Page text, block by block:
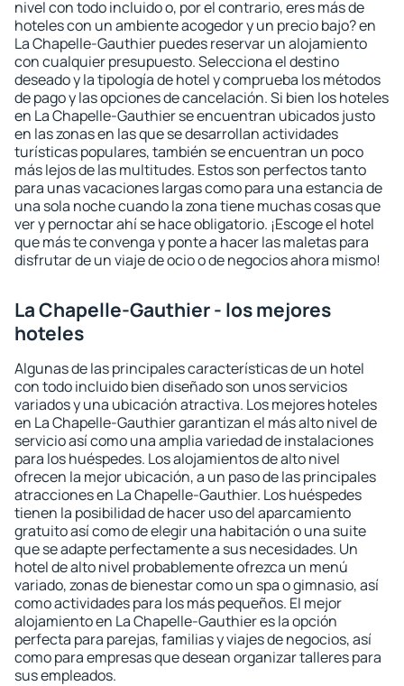
nivel con todo incluido o, por el contrario, eres más de
hoteles con un ambiente acogedor y un precio bajo? en
La Chapelle-Gauthier puedes reservar un alojamiento
con cualquier presupuesto. Selecciona el destino
deseado y la tipología de hotel y comprueba los métodos
de pago y las opciones de cancelación. Si bien los hoteles
en La Chapelle-Gauthier se encuentran ubicados justo
en las zonas en las que se desarrollan actividades
turísticas populares, también se encuentran un poco
más lejos de las multitudes. Estos son perfectos tanto
para unas vacaciones largas como para una estancia de
una sola noche cuando la zona tiene muchas cosas que
ver y pernoctar ahí se hace obligatorio. ¡Escoge el hotel
que más te convenga y ponte a hacer las maletas para
disfrutar de un viaje de ocio o de negocios ahora mismo!
La Chapelle-Gauthier - los mejores
hoteles
Algunas de las principales características de un hotel
con todo incluido bien diseñado son unos servicios
variados y una ubicación atractiva. Los mejores hoteles
en La Chapelle-Gauthier garantizan el más alto nivel de
servicio así como una amplia variedad de instalaciones
para los huéspedes. Los alojamientos de alto nivel
ofrecen la mejor ubicación, a un paso de las principales
atracciones en La Chapelle-Gauthier. Los huéspedes
tienen la posibilidad de hacer uso del aparcamiento
gratuito así como de elegir una habitación o una suite
que se adapte perfectamente a sus necesidades. Un
hotel de alto nivel probablemente ofrezca un menú
variado, zonas de bienestar como un spa o gimnasio, así
como actividades para los más pequeños. El mejor
alojamiento en La Chapelle-Gauthier es la opción
perfecta para parejas, familias y viajes de negocios, así
como para empresas que desean organizar talleres para
sus empleados.